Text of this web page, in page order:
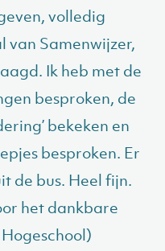
volledig
Samenwijzer,
Ik heb met de
besproken, de
bekeken en
besproken. Er
de bus. Heel fijn.
het dankbare